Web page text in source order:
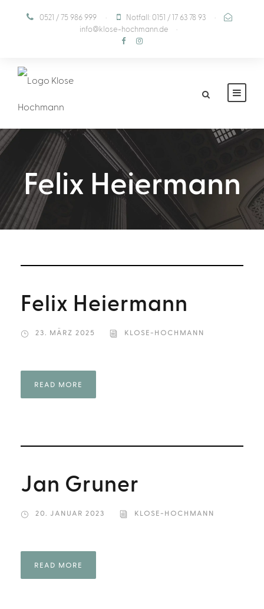
0521 / 75 986 999 · Notfall: 0151 / 17 63 78 93
·
info@klose-hochmann.de
·
Felix Heiermann
Felix Heiermann
23. MÄRZ 2025 KLOSE-HOCHMANN
READ MORE
Jan Gruner
20. JANUAR 2023 KLOSE-HOCHMANN
READ MORE